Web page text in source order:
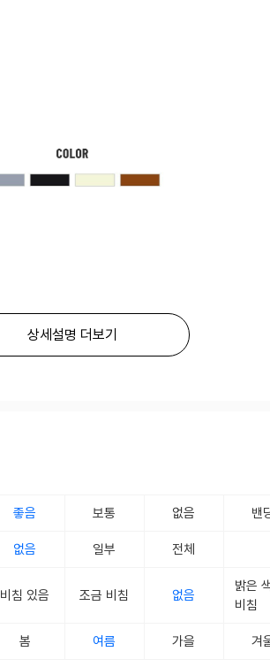
상세설명 더보기
좋음 보통 없음 밴
없음 일부 전체
비침 있음 조금 비침 없음
밝은
비침
봄 여름 가을 겨